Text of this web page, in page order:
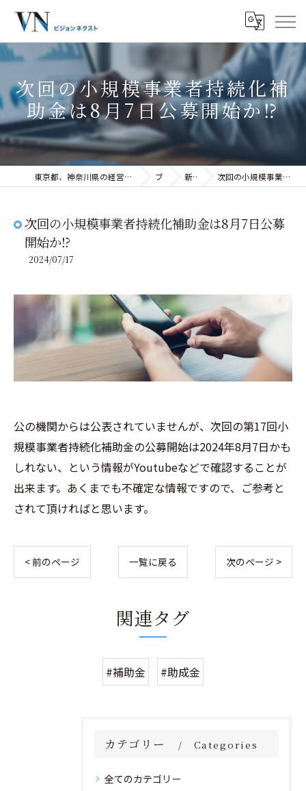
次回の小規模事業者持続化補
助金は8月7日公募開始か⁉
東京都、神奈川県の経営コンサルティングなら株式会社ビジョンネクスト ブログ 新着情報 次回の小規模事業者持続化補助金は8月7日公募開始か⁉
次回の小規模事業者持続化補助金は8月7日公募
開始か⁉
2024/07/17
公の機関からは公表されていませんが、次回の第17回小
規模事業者持続化補助金の公募開始は2024年8月7日かも
しれない、という情報がYoutubeなどで確認することが
出来ます。あくまでも不確定な情報ですので、ご参考と
されて頂ければと思います。
< 前のページ 一覧に戻る 次のページ >
関連タグ
#補助金 #助成金
カテゴリー Categories
全てのカテゴリー